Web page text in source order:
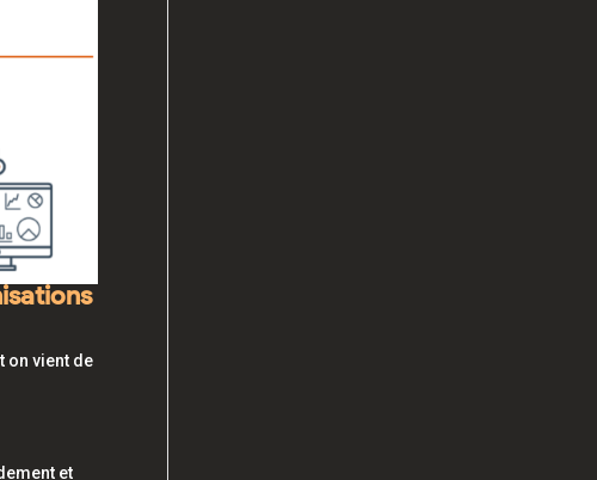
on vient de
et